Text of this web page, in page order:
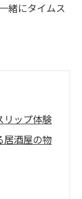
緒にタイムス
リップ体験
居酒屋の物
な居酒屋